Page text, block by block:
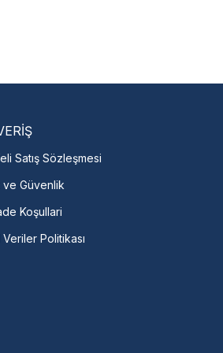
Satış Sözleşmesi
ve Güvenlik
Koşullari
Politikası